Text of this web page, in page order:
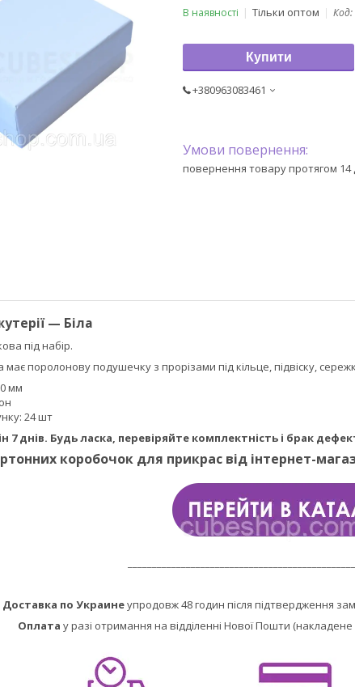
В наявності Тільки оптом Код:
Купити
+380963083461
повернення товару протягом 14
— Біла
під набір.
поролонову подушечку з прорізами під кільце, підвіску,
мм
24 шт
7 днів. Будь ласка, перевіряйте комплектність і брак
коробочок для прикрас від інтернет-
Доставка по Украинеупродовж 48 годин після підтвердження
Оплата у разі отримання на відділенні Нової Пошти